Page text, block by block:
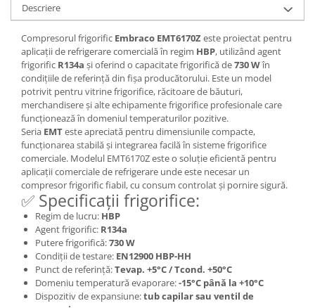
Descriere
Compresorul frigorific Embraco EMT6170Zeste proiectat pentru
aplicații de refrigerare comercială în regim HBP, utilizând agent
frigorific R134a și oferind o capacitate frigorifică de730 Wîn
condițiile de referință din fișa producătorului. Este un model
potrivit pentru vitrine frigorifice, răcitoare de băuturi,
merchandisere și alte echipamente frigorifice profesionale care
funcționează în domeniul temperaturilor pozitive.
Seria EMTeste apreciată pentru dimensiunile compacte,
funcționarea stabilă și integrarea facilă în sisteme frigorifice
comerciale. Modelul EMT6170Z este o soluție eficientă pentru
aplicații comerciale de refrigerare unde este necesar un
compresor frigorific fiabil, cu consum controlat și pornire sigură.
✅ Specificații frigorifice:
Regim de lucru: HBP
Agent frigorific: R134a
Putere frigorifică:730 W
Condiții de testare: EN12900 HBP-HH
Punct de referință:Tevap. +5°C / Tcond. +50°C
Domeniu temperatură evaporare:-15°C până la +10°C
Dispozitiv de expansiune:tub capilar sau ventil de